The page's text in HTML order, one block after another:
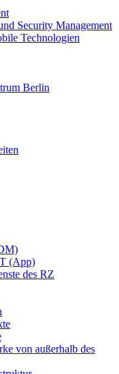
Security Management
Technologien
Berlin
(App)
des RZ
von außerhalb des